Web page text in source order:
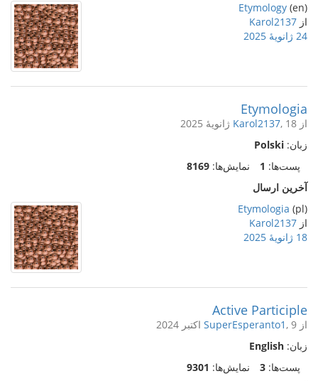
(en)
Etymology
از Karol2137
24 ژانویهٔ 2025
Etymologia
از Karol2137, 18 ژانویهٔ 2025
زبان: Polski
پست‌ها: 1 نمایش‌ها: 8169
آخرین ارسال
(pl)
Etymologia
از Karol2137
18 ژانویهٔ 2025
Active Participle
از SuperEsperanto1 , 9 اکتبر 2024
زبان: English
پست‌ها: 3 نمایش‌ها: 9301